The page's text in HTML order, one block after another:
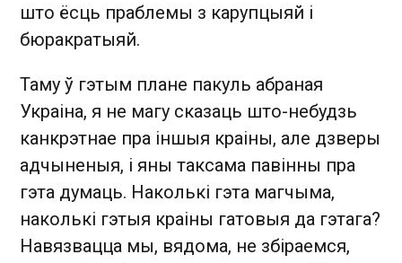
што ёсць праблемы з карупцыяй і
бюракратыяй.
Таму ў гэтым плане пакуль абраная
Украіна, я не магу сказаць што-небудзь
канкрэтнае пра іншыя краіны, але дзверы
адчыненыя, і яны таксама павінны пра
гэта думаць. Наколькі гэта магчыма,
наколькі гэтыя краіны гатовыя да гэтага?
Навязвацца мы, вядома, не збіраемся,